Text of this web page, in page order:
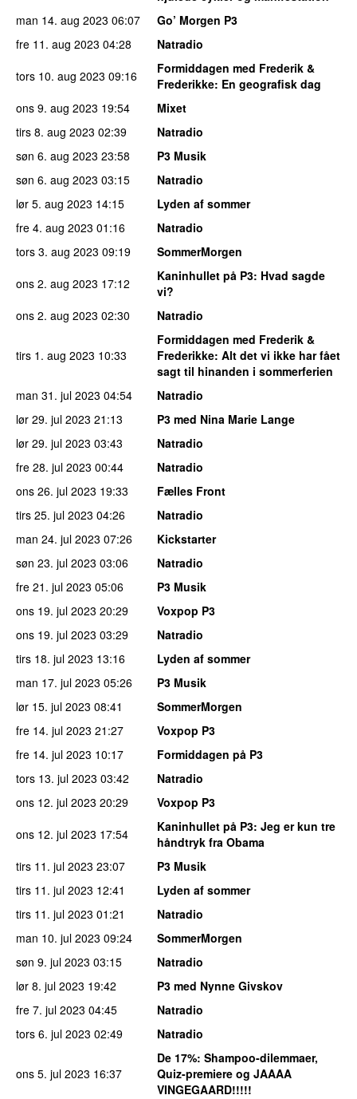
man 14. aug 2023 06:07
Go’ Morgen P3
fre 11. aug 2023 04:28
Natradio
tors 10. aug 2023 09:16
Formiddagen med Frederik &
Frederikke: En geografisk dag
ons 9. aug 2023 19:54
Mixet
tirs 8. aug 2023 02:39
Natradio
søn 6. aug 2023 23:58
P3 Musik
søn 6. aug 2023 03:15
Natradio
lør 5. aug 2023 14:15
Lyden af sommer
fre 4. aug 2023 01:16
Natradio
tors 3. aug 2023 09:19
SommerMorgen
ons 2. aug 2023 17:12 Kaninhullet på P3: Hvad sagde
vi?
ons 2. aug 2023 02:30 Natradio
tirs 1. aug 2023 10:33
Formiddagen med Frederik &
Frederikke: Alt det vi ikke har fået
sagt til hinanden i sommerferien
man 31. jul 2023 04:54
Natradio
lør 29. jul 2023 21:13
P3 med Nina Marie Lange
lør 29. jul 2023 03:43
Natradio
fre 28. jul 2023 00:44
Natradio
ons 26. jul 2023 19:33
Fælles Front
tirs 25. jul 2023 04:26
Natradio
man 24. jul 2023 07:26
Kickstarter
søn 23. jul 2023 03:06
Natradio
fre 21. jul 2023 05:06
P3 Musik
ons 19. jul 2023 20:29
Voxpop P3
ons 19. jul 2023 03:29
Natradio
tirs 18. jul 2023 13:16
Lyden af sommer
man 17. jul 2023 05:26
P3 Musik
lør 15. jul 2023 08:41
SommerMorgen
fre 14. jul 2023 21:27
Voxpop P3
fre 14. jul 2023 10:17
Formiddagen på P3
tors 13. jul 2023 03:42
Natradio
ons 12. jul 2023 20:29
Voxpop P3
ons 12. jul 2023 17:54 Kaninhullet på P3: Jeg er kun tre
håndtryk fra Obama
tirs 11. jul 2023 23:07
P3 Musik
tirs 11. jul 2023 12:41
Lyden af sommer
tirs 11. jul 2023 01:21
Natradio
man 10. jul 2023 09:24
SommerMorgen
søn 9. jul 2023 03:15
Natradio
lør 8. jul 2023 19:42
P3 med Nynne Givskov
fre 7. jul 2023 04:45
Natradio
tors 6. jul 2023 02:49 Natradio
ons 5. jul 2023 16:37
De 17%: Shampoo-dilemmaer,
Quiz-premiere og JAAAA
VINGEGAARD!!!!!